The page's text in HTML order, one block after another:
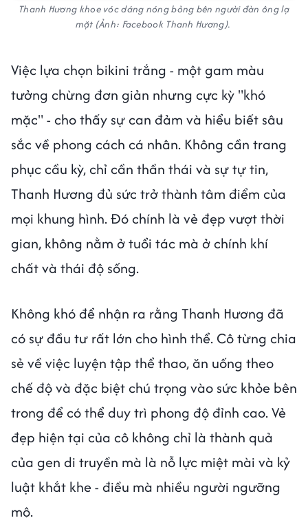
Thanh Hương khoe vóc dáng nóng bỏng bên người đàn ông lạ
mặt (Ảnh: Facebook Thanh Hương).
Việc lựa chọn bikini trắng - một gam màu
tưởng chừng đơn giản nhưng cực kỳ "khó
mặc" - cho thấy sự can đảm và hiểu biết sâu
sắc về phong cách cá nhân. Không cần trang
phục cầu kỳ, chỉ cần thần thái và sự tự tin,
Thanh Hương đủ sức trở thành tâm điểm của
mọi khung hình. Đó chính là vẻ đẹp vượt thời
gian, không nằm ở tuổi tác mà ở chính khí
chất và thái độ sống.
Không khó để nhận ra rằng Thanh Hương đã
có sự đầu tư rất lớn cho hình thể. Cô từng chia
sẻ về việc luyện tập thể thao, ăn uống theo
chế độ và đặc biệt chú trọng vào sức khỏe bên
trong để có thể duy trì phong độ đỉnh cao. Vẻ
đẹp hiện tại của cô không chỉ là thành quả
của gen di truyền mà là nỗ lực miệt mài và kỷ
luật khắt khe - điều mà nhiều người ngưỡng
mộ.